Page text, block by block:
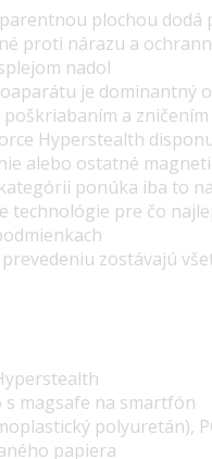
plochou
proti nárazu a
nadol
je dominantný
a zničením
Hyperstealth
alebo ostatné
ponúka iba to
technológie pre čo
zostávajú
magsafe na smartfón
polyuretán),
papiera